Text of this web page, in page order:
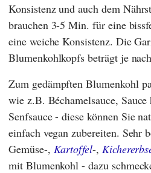
Konsistenz und auch dem
brauchen 3-5 Min. für eine
eine weiche Konsistenz. Die
Blumenkohlkopfs beträgt je
Zum gedämpften Blumenkohl
wie z.B. Béchamelsauce,
Senfsauce - diese können Sie
einfach vegan zubereiten. Sehr
Gemüse-, Kartoffel-,
mit Blumenkohl - dazu